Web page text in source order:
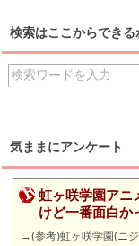
検索はここからできる
気ままにアンケート
虹ヶ咲学園アニ
けど一番面白か
→(参考)虹ヶ咲学園(ニ